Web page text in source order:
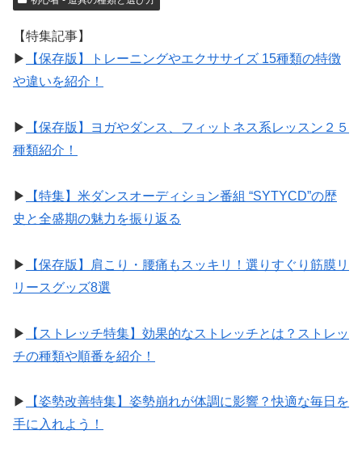
【特集記事】
▶︎
【保存版】トレーニングやエクササイズ 15種類の特徴
や違いを紹介！
▶︎
【保存版】ヨガやダンス、フィットネス系レッスン２５
種類紹介！
▶︎
【特集】米ダンスオーディション番組 “SYTYCD”の歴
史と全盛期の魅力を振り返る
▶︎
【保存版】肩こり・腰痛もスッキリ！選りすぐり筋膜リ
リースグッズ8選
▶︎
【ストレッチ特集】効果的なストレッチとは？ストレッ
チの種類や順番を紹介！
▶︎
【姿勢改善特集】姿勢崩れが体調に影響？快適な毎日を
手に入れよう！